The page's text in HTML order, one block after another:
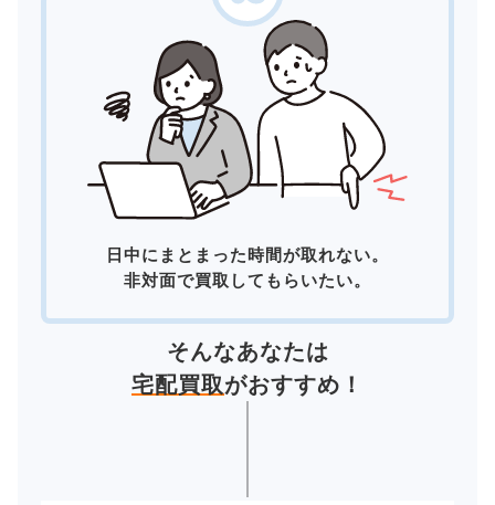
日中にまとまった時間が取れない。
非対面で買取してもらいたい。
そんなあなたは
宅配買取がおすすめ！